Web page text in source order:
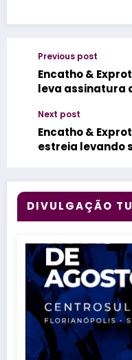
Previous post
Encatho &
leva assinatura
Next post
Encatho &
estreia levando
DIVULGAÇÃO